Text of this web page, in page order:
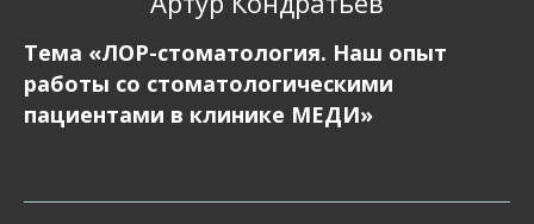
Тема «ЛОР-стоматология. Наш опыт
работы со стоматологическими
пациентами в клинике МЕДИ»